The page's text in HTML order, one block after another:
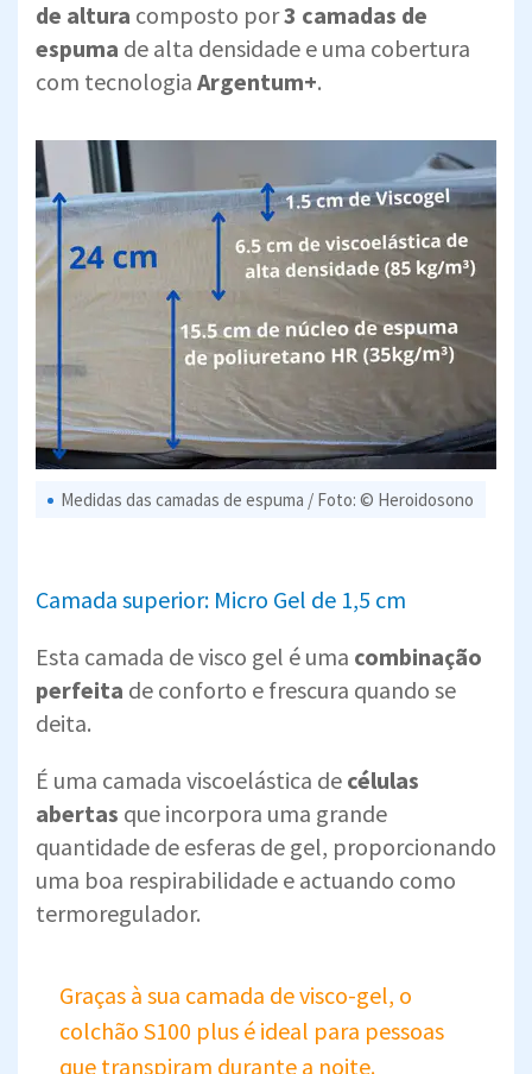
de altura composto por3 camadas de
espuma de alta densidade e uma cobertura
com tecnologia Argentum+.
Medidas das camadas de espuma / Foto: © Heroidosono
Camada superior: Micro Gel de 1,5 cm
Esta camada de visco gel é uma combinação
perfeita de conforto e frescura quando se
deita.
É uma camada viscoelástica de células
abertas que incorpora uma grande
quantidade de esferas de gel, proporcionando
uma boa respirabilidade e actuando como
termoregulador.
Graças à sua camada de visco-gel, o
colchão S100 plus é ideal para pessoas
que transpiram durante a noite.